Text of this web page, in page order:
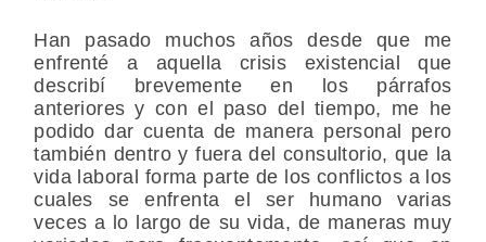
Han pasado muchos años desde que me
enfrenté a aquella crisis existencial que
describí brevemente en los párrafos
anteriores y con el paso del tiempo, me he
podido dar cuenta de manera personal pero
también dentro y fuera del consultorio, que la
vida laboral forma parte de los conflictos a los
cuales se enfrenta el ser humano varias
veces a lo largo de su vida, de maneras muy